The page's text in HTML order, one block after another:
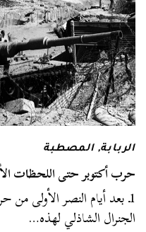
الربابة,المصطبة
حرب أكتوبر حتى اللحظات
1ـ بعد أيام النصر الأولى
الجنرال الشاذلي لهذه…